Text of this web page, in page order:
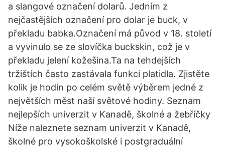
a slangové označení dolarů. Jedním z
nejčastějších označení pro dolar je buck, v
překladu babka.Označení má původ v 18. století
a vyvinulo se ze slovíčka buckskin, což je v
překladu jelení kožešina.Ta na tehdejších
tržištích často zastávala funkci platidla. Zjistěte
kolik je hodin po celém světě výběrem jedné z
největších měst naší světové hodiny. Seznam
nejlepších univerzit v Kanadě, školné a žebříčky
Níže naleznete seznam univerzit v Kanadě,
školné pro vysokoškolské i postgraduální